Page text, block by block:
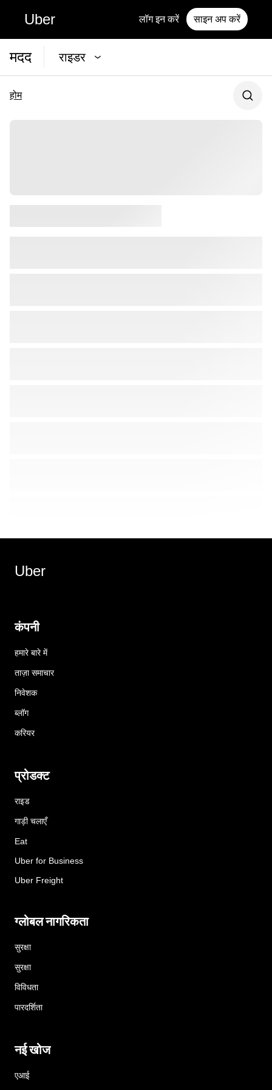
Uber लॉग इन करें साइन अप करें
मदद राइडर
होम
Uber
कंपनी
हमारे बारे में
ताज़ा समाचार
निवेशक
ब्लॉग
करियर
प्रोडक्ट
राइड
गाड़ी चलाएँ
Eat
Uber for Business
Uber Freight
ग्लोबल नागरिकता
सुरक्षा
सुरक्षा
विविधता
पारदर्शिता
नई खोज
एआई